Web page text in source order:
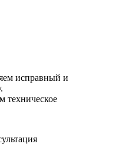
исправный и
техническое